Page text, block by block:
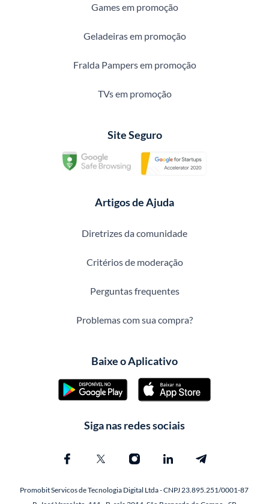
Games em promoção
Geladeiras em promoção
Fralda Pampers em promoção
TVs em promoção
Site Seguro
Artigos de Ajuda
Diretrizes da comunidade
Critérios de moderação
Perguntas frequentes
Problemas com sua compra?
Baixe o Aplicativo
Siga nas redes sociais
Promobit Servicos de Tecnologia Digital Ltda - CNPJ 23.895.251/0001-87